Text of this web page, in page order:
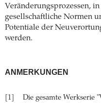
Veränderungsprozessen,
gesellschaftliche Normen
Potentiale der
werden.
ANMERKUNGEN
[1]
Die gesamte Werkserie